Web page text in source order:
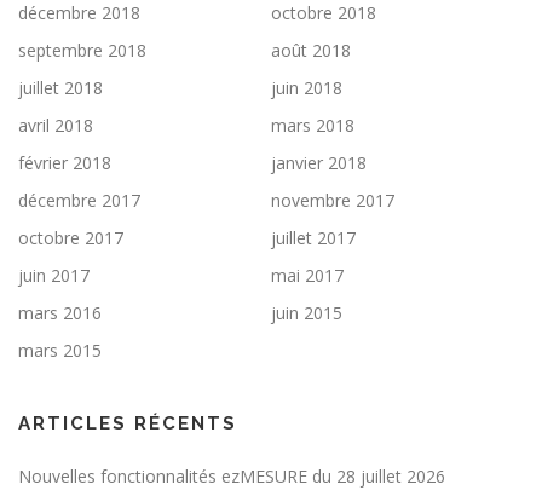
décembre 2018
octobre 2018
septembre 2018
août 2018
juillet 2018
juin 2018
avril 2018
mars 2018
février 2018
janvier 2018
décembre 2017
novembre 2017
octobre 2017
juillet 2017
juin 2017
mai 2017
mars 2016
juin 2015
mars 2015
ARTICLES RÉCENTS
Nouvelles fonctionnalités ezMESURE du 28 juillet 2026